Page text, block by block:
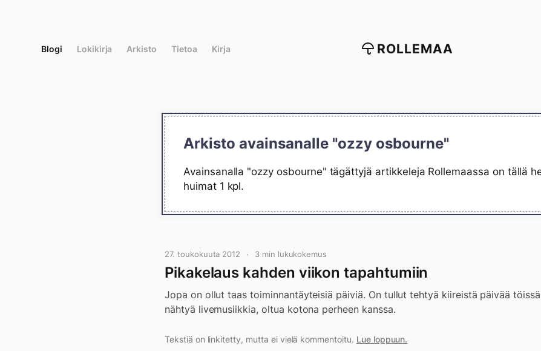
Blogi Lokikirja Arkisto Tietoa Kirja ROLLEMAA
Arkisto avainsanalle "ozzy osbourne"
Avainsanalla "ozzy osbourne" tägättyjä artikkeleja Rollemaassa on tällä
huimat 1 kpl.
27. toukokuuta 2012 3 min lukukokemus
Pikakelaus kahden viikon tapahtumiin
Jopa on ollut taas toiminnantäyteisiä päiviä. On tullut tehtyä kiireistä päivää
nähtyä livemusiikkia, oltua kotona perheen kanssa.
Tekstiä on linkitetty, mutta ei vielä kommentoitu. Lue loppuun.